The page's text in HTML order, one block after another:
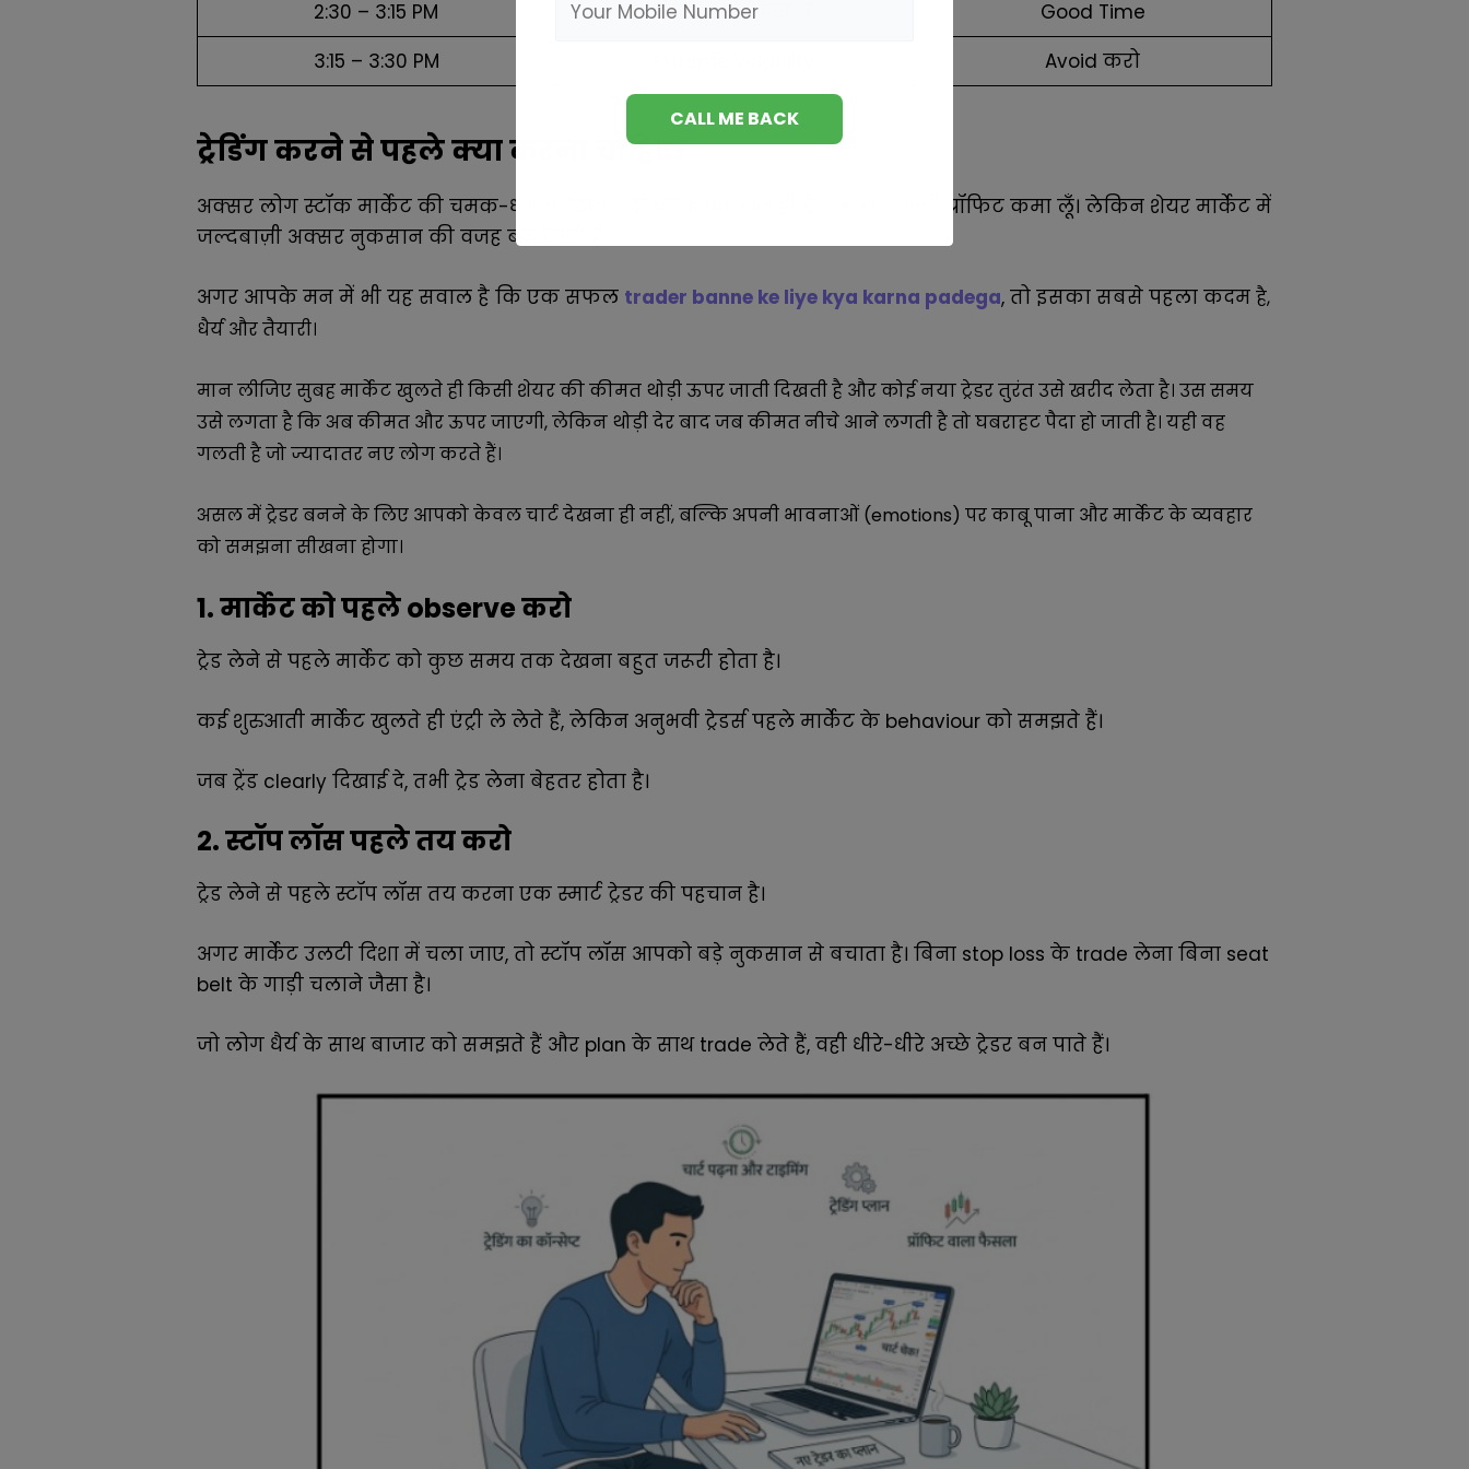
2:30 – 3:15 PM
फिर active होता है
Good Time
3:15 – 3:30 PM
Avoid करो
ट्रेडिंग करने से पहले क्या करना चाहिए?
अक्सर लोग स्टॉक मार्केट की चमक-धमक देखकर सोचते हैं कि आज ही ट्रेड लूँ और जल्दी प्रॉफिट कमा लूँ। लेकिन शेयर मार्केट में
जल्दबाज़ी अक्सर नुकसान की वजह बन जाती है।
अगर आपके मन में भी यह सवाल है कि एक सफल trader banne ke liye kya karna padega, तो इसका सबसे पहला कदम है,
धैर्य और तैयारी।
मान लीजिए सुबह मार्केट खुलते ही किसी शेयर की कीमत थोड़ी ऊपर जाती दिखती है और कोई नया ट्रेडर तुरंत उसे खरीद लेता है। उस समय
उसे लगता है कि अब कीमत और ऊपर जाएगी, लेकिन थोड़ी देर बाद जब कीमत नीचे आने लगती है तो घबराहट पैदा हो जाती है। यही वह
गलती है जो ज्यादातर नए लोग करते हैं।
असल में ट्रेडर बनने के लिए आपको केवल चार्ट देखना ही नहीं, बल्कि अपनी भावनाओं (emotions) पर काबू पाना और मार्केट के व्यवहार
को समझना सीखना होगा।
1. मार्केट को पहले observe करो
ट्रेड लेने से पहले मार्केट को कुछ समय तक देखना बहुत जरूरी होता है।
कई शुरुआती मार्केट खुलते ही एंट्री ले लेते हैं, लेकिन अनुभवी ट्रेडर्स पहले मार्केट के behaviour को समझते हैं।
जब ट्रेंड clearly दिखाई दे, तभी ट्रेड लेना बेहतर होता है।
2. स्टॉप लॉस पहले तय करो
ट्रेड लेने से पहले स्टॉप लॉस तय करना एक स्मार्ट ट्रेडर की पहचान है।
अगर मार्केट उलटी दिशा में चला जाए, तो स्टॉप लॉस आपको बड़े नुकसान से बचाता है। बिना stop loss के trade लेना बिना seat
belt के गाड़ी चलाने जैसा है।
जो लोग धैर्य के साथ बाजार को समझते हैं और plan के साथ trade लेते हैं, वही धीरे-धीरे अच्छे ट्रेडर बन पाते हैं।